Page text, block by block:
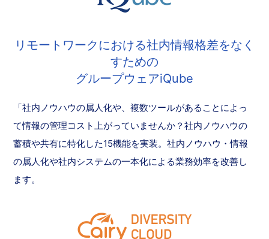
リモートワークにおける社内情報格差をなく
すための
グループウェアiQube
「社内ノウハウの属人化や、複数ツールがあることによっ
て情報の管理コスト上がっていませんか？社内ノウハウの
蓄積や共有に特化した15機能を実装。社内ノウハウ・情報
の属人化や社内システムの一本化による業務効率を改善し
ます。